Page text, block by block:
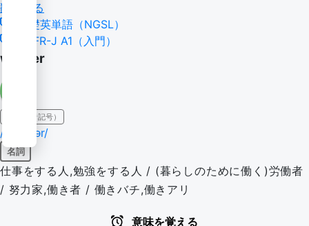
翻訳する
基礎英単語（NGSL）
CEFR-J A1（入門）
worker
IPA（発音記号）
/ˈwɜːrkər/
名詞
仕事をする人,勉強をする人 / (暮らしのために働く)労働者
/ 努力家,働き者 / 働きバチ,働きアリ
意味を覚える